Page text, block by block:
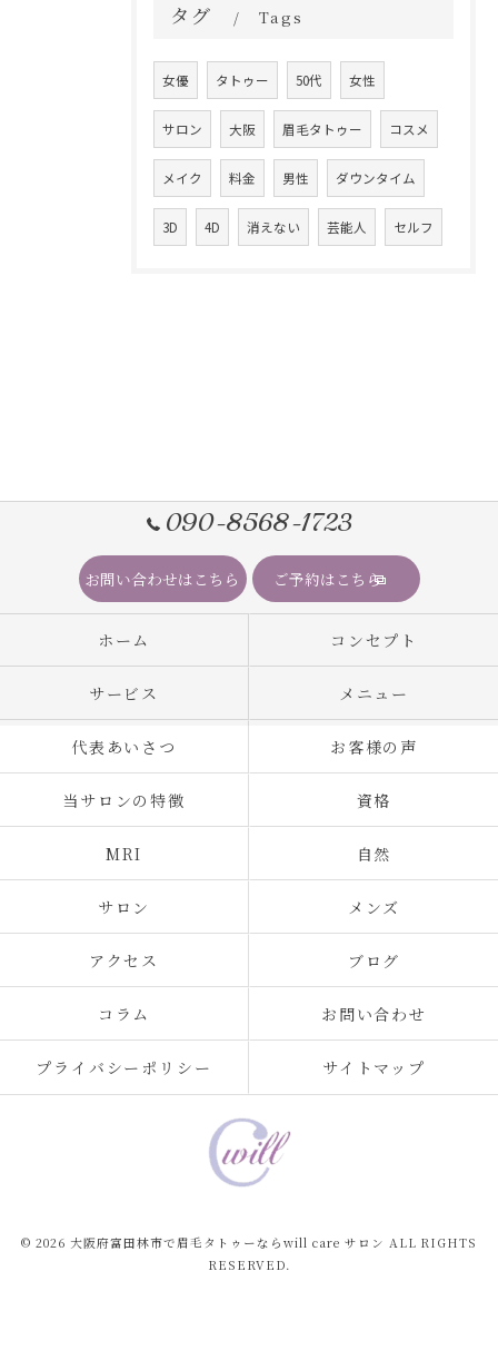
タグ Tags
女優 タトゥー 50代 女性
サロン 大阪 眉毛タトゥー コスメ
メイク 料金 男性 ダウンタイム
3D 4D 消えない 芸能人 セルフ
090-8568-1723
お問い合わせはこちら ご予約はこちら
ホーム コンセプト
サービス メニュー
代表あいさつ お客様の声
当サロンの特徴 資格
MRI 自然
サロン メンズ
アクセス ブログ
コラム お問い合わせ
プライバシーポリシー サイトマップ
© 2026 大阪府富田林市で眉毛タトゥーならwill care サロン ALL RIGHTS
RESERVED.